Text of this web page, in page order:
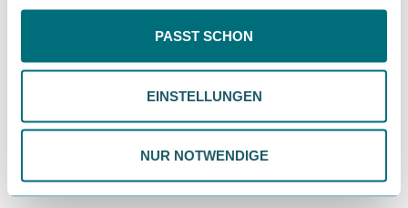
Inhalte eingeschränkt sein könnten. Wähle
deiner Präferenzen. Du kannst deine Wahl jederzeit
ändern. Weitere Informationen findest du in unserer
Datenschutzrichtlinie.
PASST SCHON
EINSTELLUNGEN
NUR NOTWENDIGE